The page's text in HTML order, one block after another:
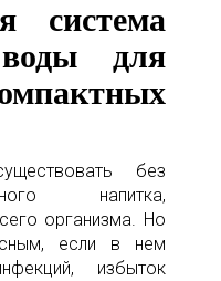
система
для
без
напитка,
организма. Но
если в нем
избыток